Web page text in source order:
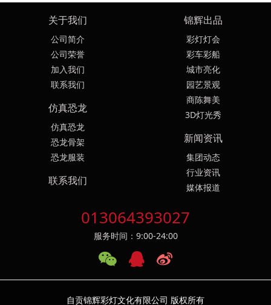
关于我们
公司简介
公司荣誉
加入我们
联系我们
锦辉出品
彩灯灯会
彩车彩船
城市亮化
园艺景观
商陈舞美
3D灯光秀
仿真恐龙
仿真恐龙
恐龙骨架
恐龙服装
新闻资讯
集团动态
行业资讯
媒体报道
联系我们
013064393027
服务时间：9:00-24:00
自贡锦辉彩灯文化有限公司 版权所有